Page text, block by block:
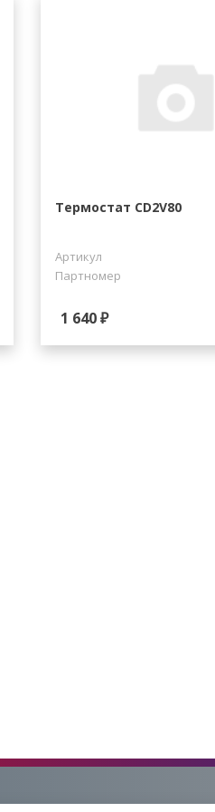
Термостат CD2V80
Артикул
Партномер
1 640 ₽